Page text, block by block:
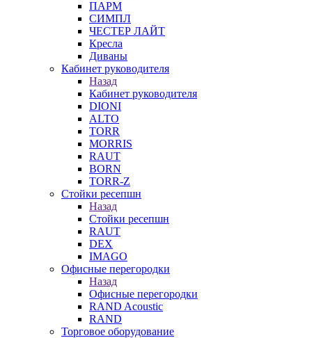
ПАРМ
СИМПЛ
ЧЕСТЕР ЛАЙТ
Кресла
Диваны
Кабинет руководителя
Назад
Кабинет руководителя
DIONI
ALTO
TORR
MORRIS
RAUT
BORN
TORR-Z
Стойки ресепшн
Назад
Стойки ресепшн
RAUT
DEX
IMAGO
Офисные перегородки
Назад
Офисные перегородки
RAND Acoustic
RAND
Торговое оборудование